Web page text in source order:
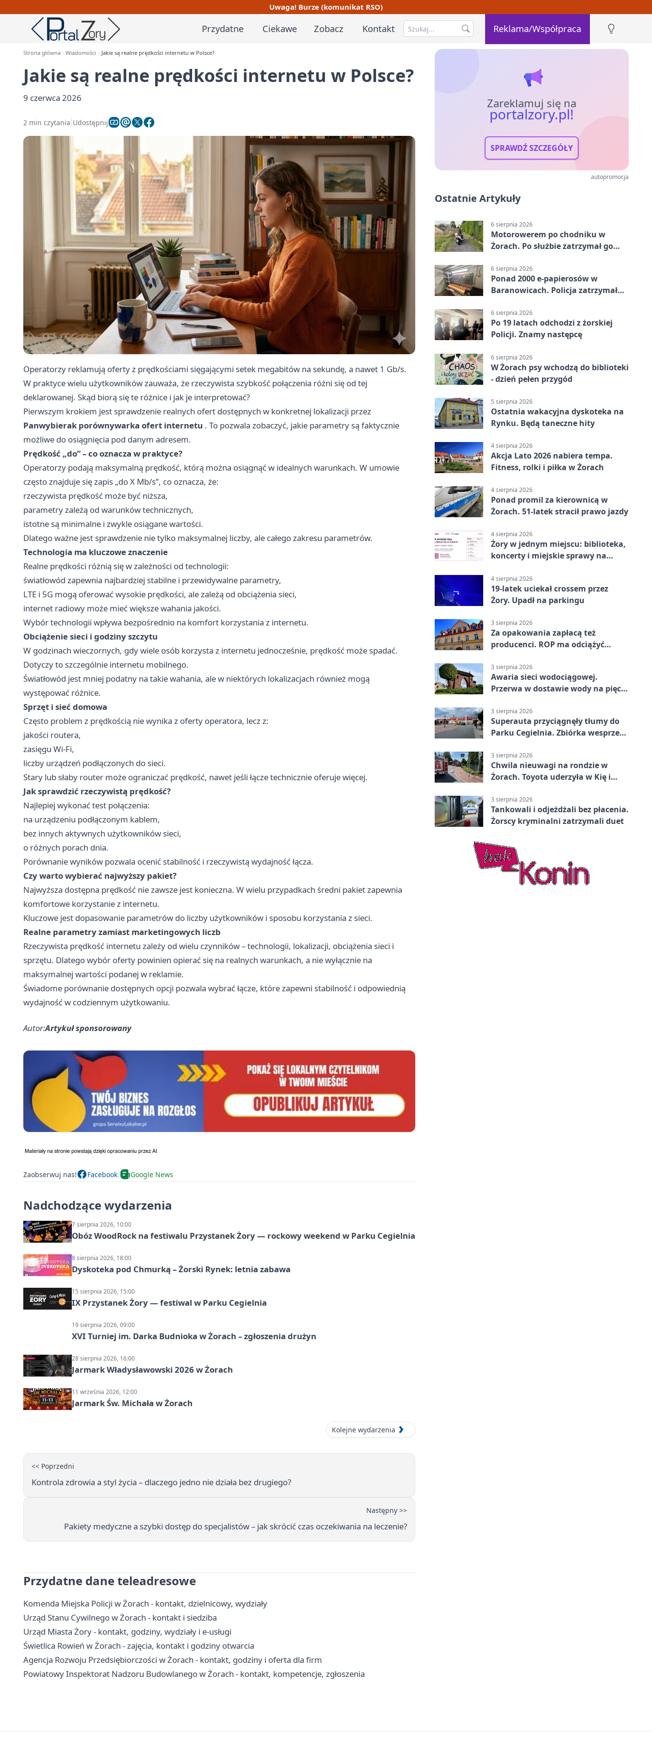
Uwaga! Burze (komunikat RSO)
Przydatne Ciekawe Zobacz Kontakt Reklama/Współpraca
Strona główna Wiadomości Jakie są realne prędkości internetu w Polsce?
Jakie są realne prędkości internetu w Polsce?
9 czerwca 2026
2 min czytania Udostępnij
Operatorzy reklamują oferty z prędkościami sięgającymi setek megabitów na sekundę, a nawet 1 Gb/s.
W praktyce wielu użytkowników zauważa, że rzeczywista szybkość połączenia różni się od tej
deklarowanej. Skąd biorą się te różnice i jak je interpretować?
Pierwszym krokiem jest sprawdzenie realnych ofert dostępnych w konkretnej lokalizacji przez
Panwybierak porównywarka ofert internetu . To pozwala zobaczyć, jakie parametry są faktycznie
możliwe do osiągnięcia pod danym adresem.
Prędkość „do” – co oznacza w praktyce?
Operatorzy podają maksymalną prędkość, którą można osiągnąć w idealnych warunkach. W umowie
często znajduje się zapis „do X Mb/s”, co oznacza, że:
rzeczywista prędkość może być niższa,
parametry zależą od warunków technicznych,
istotne są minimalne i zwykle osiągane wartości.
Dlatego ważne jest sprawdzenie nie tylko maksymalnej liczby, ale całego zakresu parametrów.
Technologia ma kluczowe znaczenie
Realne prędkości różnią się w zależności od technologii:
światłowód zapewnia najbardziej stabilne i przewidywalne parametry,
LTE i 5G mogą oferować wysokie prędkości, ale zależą od obciążenia sieci,
internet radiowy może mieć większe wahania jakości.
Wybór technologii wpływa bezpośrednio na komfort korzystania z internetu.
Obciążenie sieci i godziny szczytu
W godzinach wieczornych, gdy wiele osób korzysta z internetu jednocześnie, prędkość może spadać.
Dotyczy to szczególnie internetu mobilnego.
Światłowód jest mniej podatny na takie wahania, ale w niektórych lokalizacjach również mogą
występować różnice.
Sprzęt i sieć domowa
Często problem z prędkością nie wynika z oferty operatora, lecz z:
jakości routera,
zasięgu Wi-Fi,
liczby urządzeń podłączonych do sieci.
Stary lub słaby router może ograniczać prędkość, nawet jeśli łącze technicznie oferuje więcej.
Jak sprawdzić rzeczywistą prędkość?
Najlepiej wykonać test połączenia:
na urządzeniu podłączonym kablem,
bez innych aktywnych użytkowników sieci,
o różnych porach dnia.
Porównanie wyników pozwala ocenić stabilność i rzeczywistą wydajność łącza.
Czy warto wybierać najwyższy pakiet?
Najwyższa dostępna prędkość nie zawsze jest konieczna. W wielu przypadkach średni pakiet zapewnia
komfortowe korzystanie z internetu.
Kluczowe jest dopasowanie parametrów do liczby użytkowników i sposobu korzystania z sieci.
Realne parametry zamiast marketingowych liczb
Rzeczywista prędkość internetu zależy od wielu czynników – technologii, lokalizacji, obciążenia sieci i
sprzętu. Dlatego wybór oferty powinien opierać się na realnych warunkach, a nie wyłącznie na
maksymalnej wartości podanej w reklamie.
Świadome porównanie dostępnych opcji pozwala wybrać łącze, które zapewni stabilność i odpowiednią
wydajność w codziennym użytkowaniu.
Autor:Artykuł sponsorowany
Zaobserwuj nas! Facebook Google News
Nadchodzące wydarzenia
7 sierpnia 2026, 10:00
Obóz WoodRock na festiwalu Przystanek Żory — rockowy weekend w Parku Cegielnia
8 sierpnia 2026, 18:00
Dyskoteka pod Chmurką – Żorski Rynek: letnia zabawa
15 sierpnia 2026, 15:00
IX Przystanek Żory — festiwal w Parku Cegielnia
19 sierpnia 2026, 09:00
XVI Turniej im. Darka Budnioka w Żorach – zgłoszenia drużyn
28 sierpnia 2026, 16:00
Jarmark Władysławowski 2026 w Żorach
11 września 2026, 12:00
Jarmark Św. Michała w Żorach
Kolejne wydarzenia
<< Poprzedni
Kontrola zdrowia a styl życia – dlaczego jedno nie działa bez drugiego?
Następny >>
Pakiety medyczne a szybki dostęp do specjalistów – jak skrócić czas oczekiwania na leczenie?
Przydatne dane teleadresowe
Komenda Miejska Policji w Żorach - kontakt, dzielnicowy, wydziały
Urząd Stanu Cywilnego w Żorach - kontakt i siedziba
Urząd Miasta Żory - kontakt, godziny, wydziały i e-usługi
Świetlica Rowień w Żorach - zajęcia, kontakt i godziny otwarcia
Agencja Rozwoju Przedsiębiorczości w Żorach - kontakt, godziny i oferta dla firm
Powiatowy Inspektorat Nadzoru Budowlanego w Żorach - kontakt, kompetencje, zgłoszenia
Zareklamuj się na
portalzory.pl!
SPRAWDŹ SZCZEGÓŁY
autopromocja
Ostatnie Artykuły
6 sierpnia 2026
Motorowerem po chodniku w
Żorach. Po służbie zatrzymał go
6 sierpnia 2026
Ponad 2000 e-papierosów w
Baranowicach. Policja zatrzymała
6 sierpnia 2026
Po 19 latach odchodzi z żorskiej
Policji. Znamy następcę
6 sierpnia 2026
W Żorach psy wchodzą do biblioteki
- dzień pełen przygód
5 sierpnia 2026
Ostatnia wakacyjna dyskoteka na
Rynku. Będą taneczne hity
4 sierpnia 2026
Akcja Lato 2026 nabiera tempa.
Fitness, rolki i piłka w Żorach
4 sierpnia 2026
Ponad promil za kierownicą w
Żorach. 51-latek stracił prawo jazdy
4 sierpnia 2026
Żory w jednym miejscu: biblioteka,
koncerty i miejskie sprawy na
4 sierpnia 2026
19-latek uciekał crossem przez
Żory. Upadł na parkingu
3 sierpnia 2026
Za opakowania zapłacą też
producenci. ROP ma odciążyć
3 sierpnia 2026
Awaria sieci wodociągowej.
Przerwa w dostawie wody na pięciu
3 sierpnia 2026
Superauta przyciągnęły tłumy do
Parku Cegielnia. Zbiórka wesprze
3 sierpnia 2026
Chwila nieuwagi na rondzie w
Żorach. Toyota uderzyła w Kię i
3 sierpnia 2026
Tankowali i odjeżdżali bez płacenia.
Żorscy kryminalni zatrzymali duet